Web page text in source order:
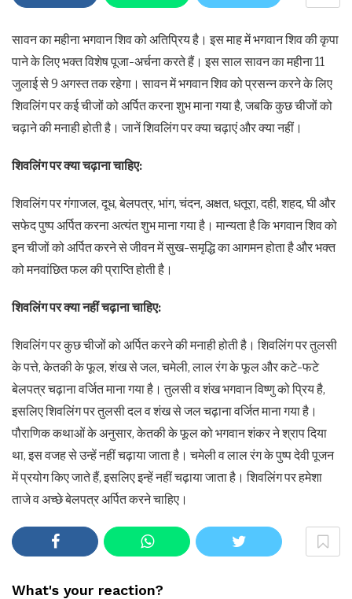
सावन का महीना भगवान शिव को अतिप्रिय है। इस माह में भगवान शिव की कृपा
पाने के लिए भक्त विशेष पूजा-अर्चना करते हैं। इस साल सावन का महीना 11
जुलाई से 9 अगस्त तक रहेगा। सावन में भगवान शिव को प्रसन्न करने के लिए
शिवलिंग पर कई चीजों को अर्पित करना शुभ माना गया है, जबकि कुछ चीजों को
चढ़ाने की मनाही होती है। जानें शिवलिंग पर क्या चढ़ाएं और क्या नहीं।
शिवलिंग पर क्या चढ़ाना चाहिए:
शिवलिंग पर गंगाजल, दूध, बेलपत्र, भांग, चंदन, अक्षत, धतूरा, दही, शहद, घी और
सफेद पुष्प अर्पित करना अत्यंत शुभ माना गया है। मान्यता है कि भगवान शिव को
इन चीजों को अर्पित करने से जीवन में सुख-समृद्धि का आगमन होता है और भक्त
को मनवांछित फल की प्राप्ति होती है।
शिवलिंग पर क्या नहीं चढ़ाना चाहिए:
शिवलिंग पर कुछ चीजों को अर्पित करने की मनाही होती है। शिवलिंग पर तुलसी
के पत्ते, केतकी के फूल, शंख से जल, चमेली, लाल रंग के फूल और कटे-फटे
बेलपत्र चढ़ाना वर्जित माना गया है। तुलसी व शंख भगवान विष्णु को प्रिय है,
इसलिए शिवलिंग पर तुलसी दल व शंख से जल चढ़ाना वर्जित माना गया है।
पौराणिक कथाओं के अनुसार, केतकी के फूल को भगवान शंकर ने श्राप दिया
था, इस वजह से उन्हें नहीं चढ़ाया जाता है। चमेली व लाल रंग के पुष्प देवी पूजन
में प्रयोग किए जाते हैं, इसलिए इन्हें नहीं चढ़ाया जाता है। शिवलिंग पर हमेशा
ताजे व अच्छे बेलपत्र अर्पित करने चाहिए।
What's your reaction?